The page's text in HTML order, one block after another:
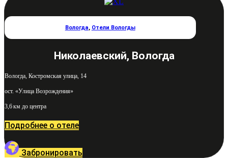
Вологда, Отели Вологды
Николаевский, Вологда
Вологда, Костромская улица, 14
ост. «Улица Возрождения»
3,6 км до центра
Подробнее о отеле
Забронировать